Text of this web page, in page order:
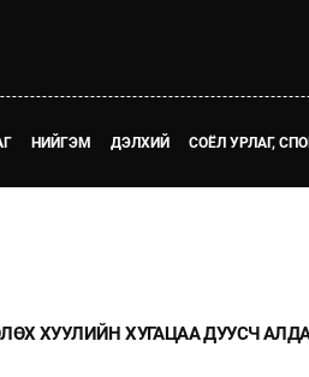
НИЙГЭМ ДЭЛХИЙ СОЁЛ УРЛАГ,
ХУУЛИЙН ХУГАЦАА ДУУСЧ